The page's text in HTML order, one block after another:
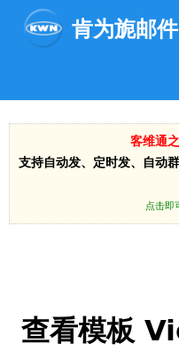
肯为旎邮
客维通
支持自动发、定时发、自动
点击即
查看模板